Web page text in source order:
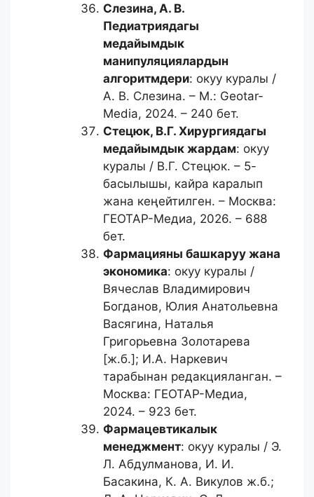
Слезина, А. В.
Педиатриядагы
медайымдык
манипуляциялардын
алгоритмдери: окуу куралы /
А. В. Слезина. – М.: Geotar-
Media, 2024. – 240 бет.
Стецюк, В.Г. Хирургиядагы
медайымдык жардам: окуу
куралы / В.Г. Стецюк. – 5-
басылышы, кайра каралып
жана кеңейтилген. – Москва:
ГЕОТАР-Медиа, 2026. – 688
бет.
Фармацияны башкаруу жана
экономика: окуу куралы /
Вячеслав Владимирович
Богданов, Юлия Анатольевна
Васягина, Наталья
Григорьевна Золотарева
[ж.б.]; И.А. Наркевич
тарабынан редакцияланган. –
Москва: ГЕОТАР-Медиа,
2024. – 923 бет.
Фармацевтикалык
менеджмент: окуу куралы / Э.
Л. Абдулманова, И. И.
Басакина, К. А. Викулов ж.б.;